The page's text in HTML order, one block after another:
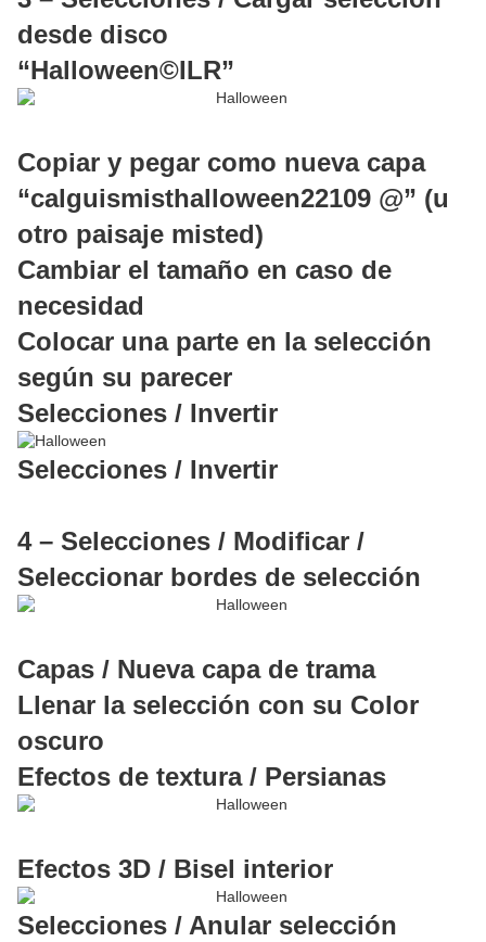
desde disco
“Halloween©ILR”
Copiar y pegar como nueva capa
“calguismisthalloween22109 @” (u
otro paisaje misted)
Cambiar el tamaño en caso de
necesidad
Colocar una parte en la selección
según su parecer
Selecciones / Invertir
Selecciones / Invertir
4 – Selecciones / Modificar /
Seleccionar bordes de selección
Capas / Nueva capa de trama
Llenar la selección con su Color
oscuro
Efectos de textura / Persianas
Efectos 3D / Bisel interior
Selecciones / Anular selección